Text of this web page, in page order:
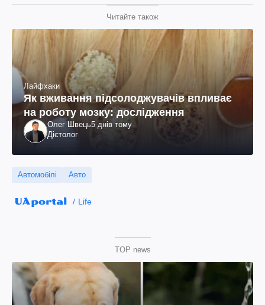
Читайте також
Лайфхаки
Як вживання підсолоджувачів впливає
на роботу мозку: дослідження
Олег Швець5 днів тому
Дієтолог
Автомобілі Авто
Life
TOP news